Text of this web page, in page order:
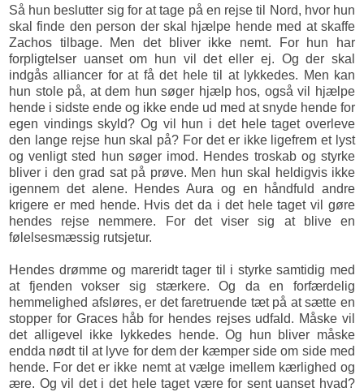
Så hun beslutter sig for at tage på en rejse til Nord, hvor hun
skal finde den person der skal hjælpe hende med at skaffe
Zachos tilbage. Men det bliver ikke nemt. For hun har
forpligtelser uanset om hun vil det eller ej. Og der skal
indgås alliancer for at få det hele til at lykkedes. Men kan
hun stole på, at dem hun søger hjælp hos, også vil hjælpe
hende i sidste ende og ikke ende ud med at snyde hende for
egen vindings skyld? Og vil hun i det hele taget overleve
den lange rejse hun skal på? For det er ikke ligefrem et lyst
og venligt sted hun søger imod. Hendes troskab og styrke
bliver i den grad sat på prøve. Men hun skal heldigvis ikke
igennem det alene. Hendes Aura og en håndfuld andre
krigere er med hende. Hvis det da i det hele taget vil gøre
hendes rejse nemmere. For det viser sig at blive en
følelsesmæssig rutsjetur.
Hendes drømme og mareridt tager til i styrke samtidig med
at fjenden vokser sig stærkere. Og da en forfærdelig
hemmelighed afsløres, er det faretruende tæt på at sætte en
stopper for Graces håb for hendes rejses udfald. Måske vil
det alligevel ikke lykkedes hende. Og hun bliver måske
endda nødt til at lyve for dem der kæmper side om side med
hende. For det er ikke nemt at vælge imellem kærlighed og
ære. Og vil det i det hele taget være for sent uanset hvad?